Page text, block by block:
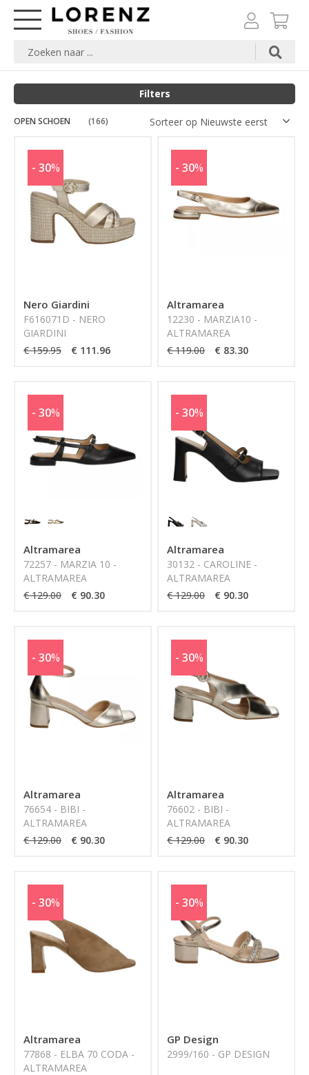
Filters
Merk
Kleuren
Prijs
OPEN SCHOEN (166)
Nero Giardini
F616071D - NERO
GIARDINI
€ 159.95
€ 111.96
- 30%
Altramarea
12230 - MARZIA10 -
ALTRAMAREA
€ 119.00
€ 83.30
- 30%
Altramarea
72257 - MARZIA 10 -
ALTRAMAREA
€ 129.00
€ 90.30
- 30%
Altramarea
30132 - CAROLINE -
ALTRAMAREA
€ 129.00
€ 90.30
- 30%
Altramarea
76654 - BIBI -
ALTRAMAREA
€ 129.00
€ 90.30
- 30%
Altramarea
76602 - BIBI -
ALTRAMAREA
€ 129.00
€ 90.30
- 30%
Altramarea
77868 - ELBA 70 CODA -
ALTRAMAREA
- 30%
GP Design
2999/160 - GP DESIGN
- 30%